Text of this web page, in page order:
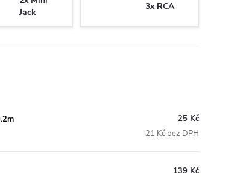
Jack
3x RCA
25 Kč
21 Kč bez DPH
139 Kč